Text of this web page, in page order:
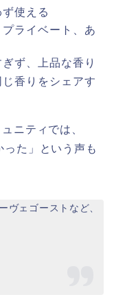
ず使える
プライベート、あ
ぎず、上品な香り
じ香りをシェアす
ニティでは、
った」という声も
ヴェゴーストなど、